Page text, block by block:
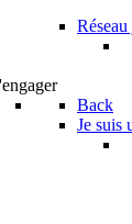
Réseau
Back
Je suis